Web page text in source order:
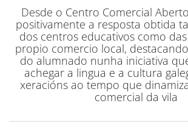
Desde o Centro Comercial
positivamente a resposta obtida
dos centros educativos como
propio comercio local,
do alumnado nunha iniciativa
achegar a lingua e a cultura
xeracións ao tempo que
comercial da vila